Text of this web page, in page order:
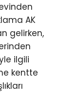
AK
gelirken,
ilgili
kentte